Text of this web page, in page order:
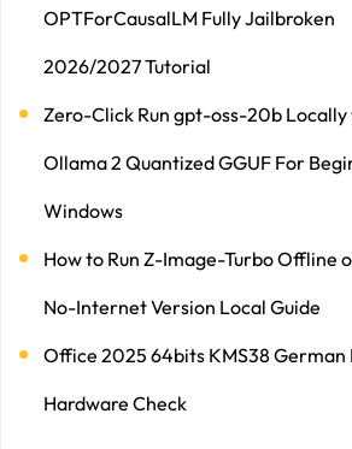
OPTForCausalLM Fully Jailbroken
2026/2027 Tutorial
Zero-Click Run gpt-oss-20b Locally
Ollama 2 Quantized GGUF For
Windows
How to Run Z-Image-Turbo Offline
No-Internet Version Local Guide
Office 2025 64bits KMS38 German
Hardware Check